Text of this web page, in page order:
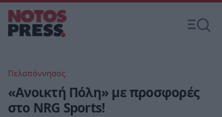
Πελοπόννησος
«Ανοικτή Πόλη» με προσφορές
στο NRG Sports!